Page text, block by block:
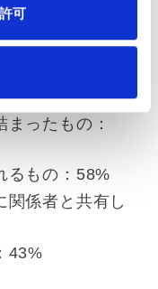
可
ったもの：
るもの：58%
関係者と共有し
43%